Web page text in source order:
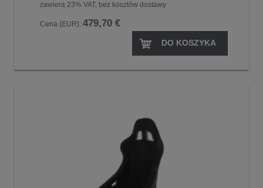
zawiera 23% VAT, bez kosztów dostawy
Cena (EUR): 479,70 €
DO KOSZYKA